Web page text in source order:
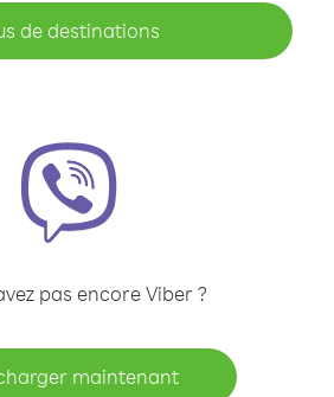
de destinations
pas encore Viber ?
maintenant